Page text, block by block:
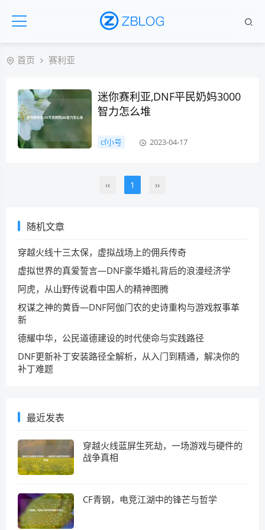
首页 赛利亚
迷你赛利亚,DNF平民奶妈3000
智力怎么堆
cf小号 2023-04-17
‹‹ 1 ››
随机文章
穿越火线十三太保，虚拟战场上的佣兵传奇
虚拟世界的真爱誓言—DNF豪华婚礼背后的浪漫经济学
阿虎，从山野传说看中国人的精神图腾
权谋之神的黄昏—DNF阿伽门农的史诗重构与游戏叙事革
新
德耀中华，公民道德建设的时代使命与实践路径
DNF更新补丁安装路径全解析，从入门到精通，解决你的
补丁难题
最近发表
穿越火线蓝屏生死劫，一场游戏与硬件的
战争真相
CF青钢，电竞江湖中的锋芒与哲学